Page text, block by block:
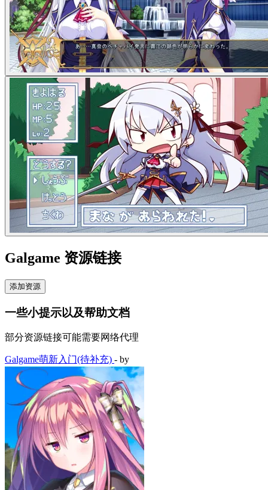
Galgame 资源链接
添加资源
一些小提示以及帮助文档
部分资源链接可能需要网络代理
Galgame萌新入门(待补充) - by